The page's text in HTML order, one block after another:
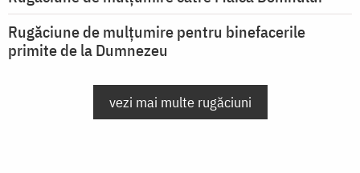
Rugăciune de mulțumire pentru binefacerile
primite de la Dumnezeu
vezi mai multe rugăciuni